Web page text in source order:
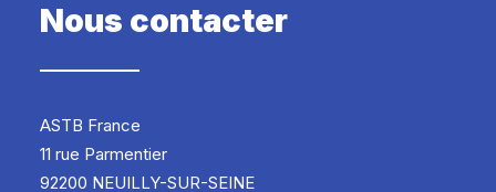
Nous contacter
ASTB France
11 rue Parmentier
92200 NEUILLY-SUR-SEINE